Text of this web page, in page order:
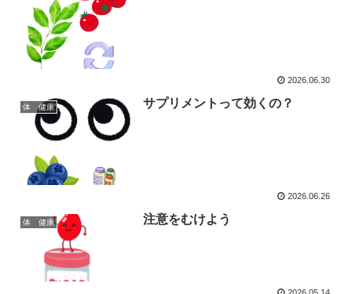
2026.06.30
体 健康 サプリメントって効くの？
2026.06.26
体 健康 注意をむけよう